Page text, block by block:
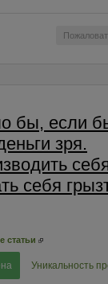
бы, если
зря.
себя
статьи
Уникальность